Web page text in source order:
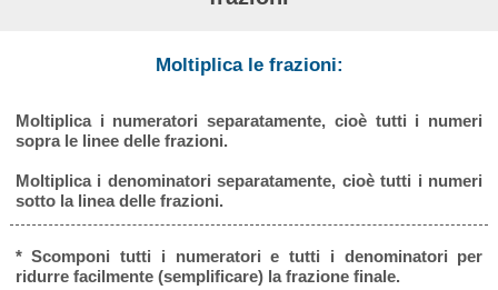
Moltiplica le frazioni:
Moltiplica i numeratori separatamente, cioè tutti i numeri
sopra le linee delle frazioni.
Moltiplica i denominatori separatamente, cioè tutti i numeri
sotto la linea delle frazioni.
* Scomponi tutti i numeratori e tutti i denominatori per
ridurre facilmente (semplificare) la frazione finale.